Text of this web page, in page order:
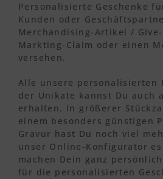
Personalisierte Geschenke
Kunden oder
Merchandising-Artikel / Give-
Markting-Claim oder einen
versehen.
Alle unsere personalisierten
der Unikate kannst Du auch
erhalten. In größerer
einem besonders günstigen
Gravur hast Du noch viel
unser Online-Konfigurator
machen Dein ganz
für die personalisierten